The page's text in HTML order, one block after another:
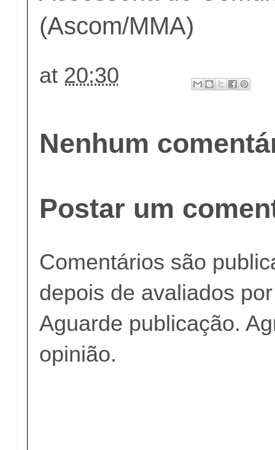
(Ascom/MMA)
at 20:30
Nenhum
Postar um
Comentários são
depois de avaliados
Aguarde publicação.
opinião.